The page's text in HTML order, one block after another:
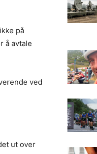
på
å avtale
ved
ut over